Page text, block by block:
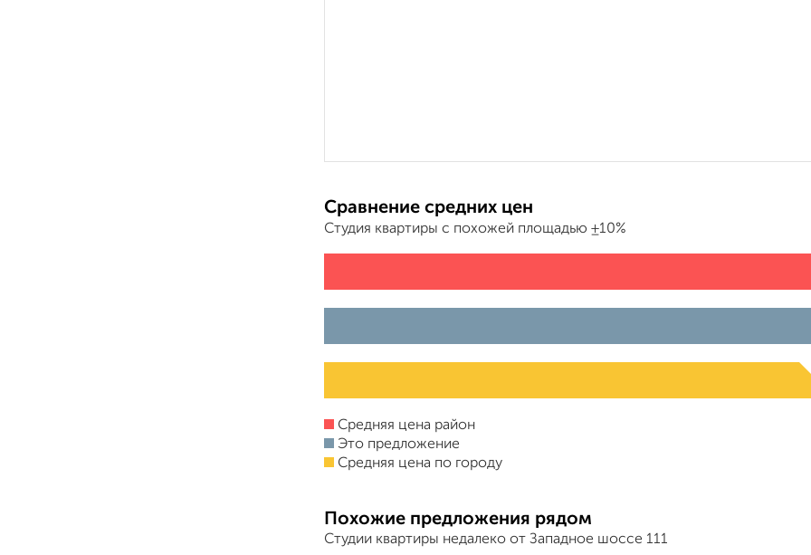
Сравнение средних цен
Студия квартиры с похожей площадью ±10%
Средняя цена район
Это предложение
Средняя цена по городу
Похожие предложения рядом
Студии квартиры недалеко от Западное шоссе 111